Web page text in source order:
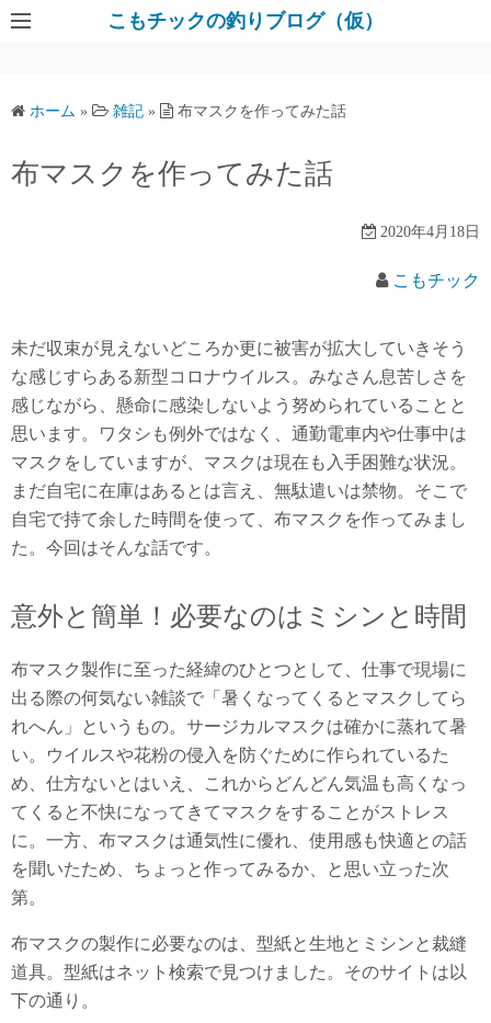
コ
ス
こもチックの釣りブログ（仮）
ホーム » 雑記 » 布マスクを作ってみた話
布マスクを作ってみた話
2020年4月18日
こもチック
未だ収束が見えないどころか更に被害が拡大していきそう
な感じすらある新型コロナウイルス。みなさん息苦しさを
感じながら、懸命に感染しないよう努められていることと
思います。ワタシも例外ではなく、通勤電車内や仕事中は
マスクをしていますが、マスクは現在も入手困難な状況。
まだ自宅に在庫はあるとは言え、無駄遣いは禁物。そこで
自宅で持て余した時間を使って、布マスクを作ってみまし
た。今回はそんな話です。
意外と簡単！必要なのはミシンと時間
布マスク製作に至った経緯のひとつとして、仕事で現場に
出る際の何気ない雑談で「暑くなってくるとマスクしてら
れへん」というもの。サージカルマスクは確かに蒸れて暑
い。ウイルスや花粉の侵入を防ぐために作られているた
め、仕方ないとはいえ、これからどんどん気温も高くなっ
てくると不快になってきてマスクをすることがストレス
に。一方、布マスクは通気性に優れ、使用感も快適との話
を聞いたため、ちょっと作ってみるか、と思い立った次
第。
布マスクの製作に必要なのは、型紙と生地とミシンと裁縫
道具。型紙はネット検索で見つけました。そのサイトは以
下の通り。